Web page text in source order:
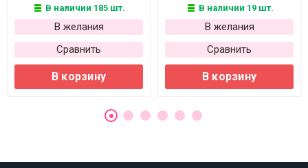
В наличии 185 шт.
В желания
Сравнить
В корзину
В наличии 19 шт.
В желания
Сравнить
В корзину